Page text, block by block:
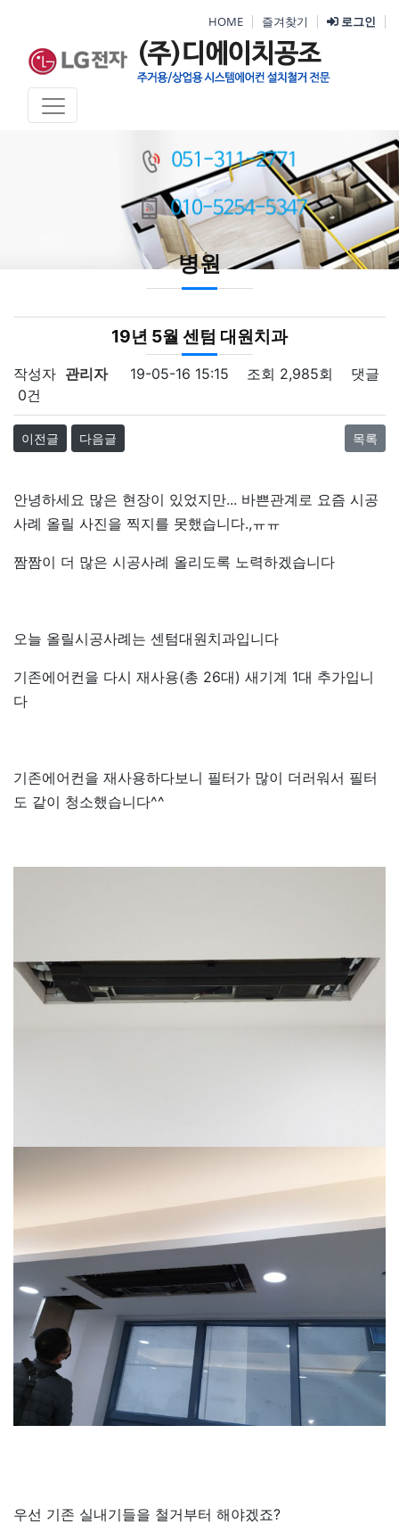
HOME 즐겨찾기 로그인
병원
19년 5월 센텀 대원치과
작성자 관리자 19-05-16 15:15 조회 2,985회
댓글
0건
이전글 다음글 목록
안녕하세요 많은 현장이 있었지만... 바쁜관계로 요즘 시공
사례 올릴 사진을 찍지를 못했습니다.,ㅠㅠ
짬짬이 더 많은 시공사례 올리도록 노력하겠습니다
오늘 올릴시공사례는 센텀대원치과입니다
기존에어컨을 다시 재사용(총 26대) 새기계 1대 추가입니
다
기존에어컨을 재사용하다보니 필터가 많이 더러워서 필터
도 같이 청소했습니다^^
우선 기존 실내기들을 철거부터 해야겠죠?